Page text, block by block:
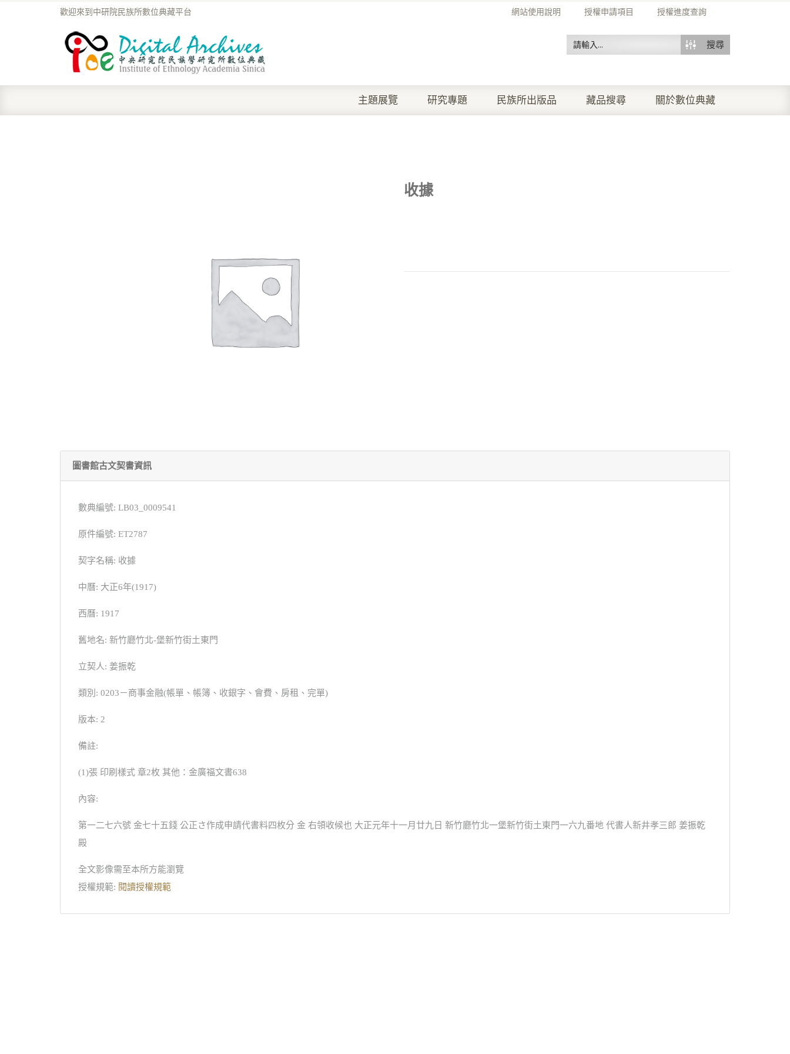
網站使用說明 授權申請項目 授權進度查詢
歡迎來到中研院民族所數位典藏平台
搜尋
主題展覽 研究專題 民族所出版品 藏品搜尋 關於數位典藏
收據
圖書館古文契書資訊
數典編號: LB03_0009541
原件編號: ET2787
契字名稱: 收據
中曆: 大正6年(1917)
西曆: 1917
舊地名: 新竹廳竹北-堡新竹街土東門
立契人: 姜振乾
類別: 0203－商事金融(帳單、帳簿、收銀字、會費、房租、完單)
版本: 2
備註:
(1)張 印刷樣式 章2枚 其他：金廣福文書638
內容:
第一二七六號 金七十五錢 公正さ作成申請代書料四枚分 金 右領收候也 大正元年十一月廿九日 新竹廳竹北一堡新竹街土東門一六九番地 代書人新井孝三郎 姜振乾
殿
全文影像需至本所方能瀏覽
授權規範: 閱讀授權規範